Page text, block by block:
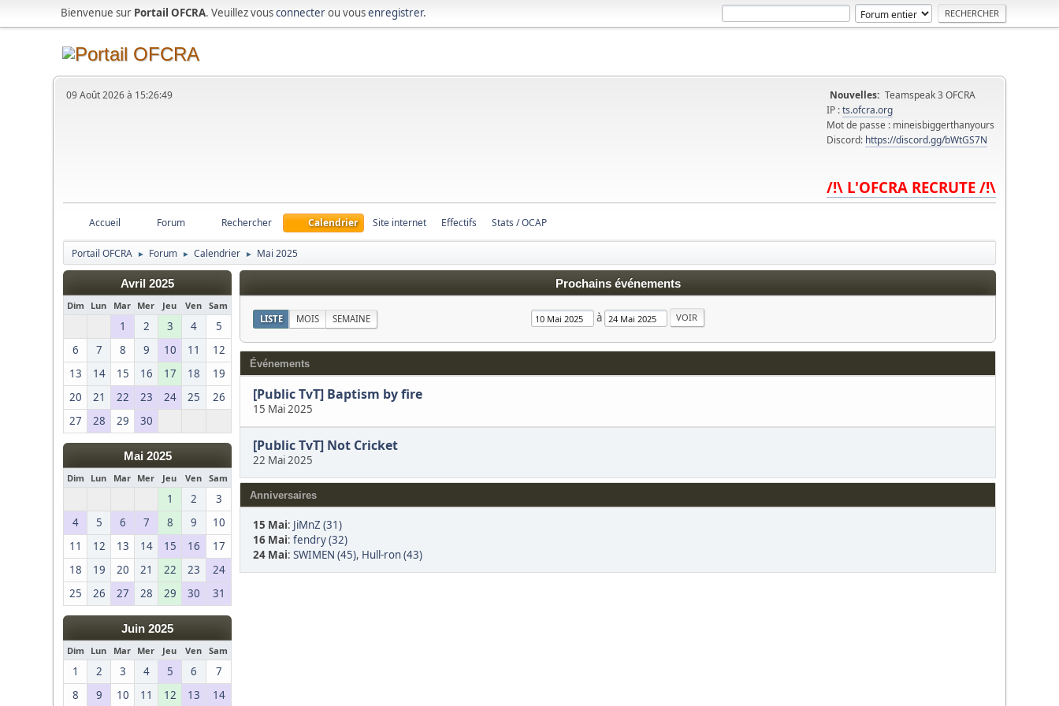
Bienvenue sur Portail OFCRA. Veuillez vousconnecterou vousenregistrer.
09 Août 2026 à 15:26:49 Nouvelles: Teamspeak 3 OFCRA
IP :ts.ofcra.org
Mot de passe : mineisbiggerthanyours
Discord: https://discord.gg/bWtGS7N
/!\ L'OFCRA RECRUTE /!\
Accueil Forum Rechercher Calendrier Site internet Effectifs Stats / OCAP
Portail OFCRA ► Forum ► Calendrier ► Mai 2025
Avril 2025
Dim Lun Mar Mer Jeu Ven Sam
1 2 3 4
5
6
7 8 9 10 11
12
13
14 15 16 17 18
19
20
21 22 23 24 25
26
27
28 29 30
Mai 2025
Dim Lun Mar Mer Jeu Ven Sam
1 2
3
4
5 6 7 8 9
10
11
12 13 14 15 16
17
18
19 20 21 22 23
24
25
26 27 28 29 30 31
Juin 2025
Dim Lun Mar Mer Jeu Ven Sam
1 2 3 4 5 6
7
8
9 10 11 12 13 14
Prochains événements
LISTE MOIS SEMAINE à
Événements
[Public TvT] Baptism by fire
15 Mai 2025
[Public TvT] Not Cricket
22 Mai 2025
Anniversaires
15 Mai: JiMnZ (31)
16 Mai:fendry (32)
24 Mai:SWIMEN (45), Hull-ron (43)